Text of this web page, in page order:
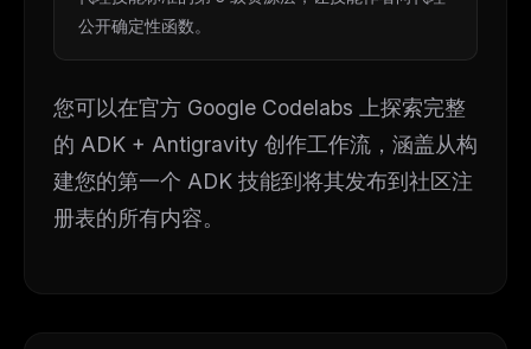
公开确定性函数。
您可以在官方 Google Codelabs 上探索完整
的 ADK + Antigravity 创作工作流，涵盖从构
建您的第一个 ADK 技能到将其发布到社区注
册表的所有内容。